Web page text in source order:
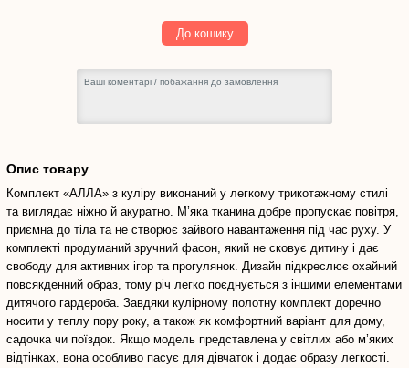
грн
До кошику
Опис товару
Комплект «АЛЛА» з куліру виконаний у легкому трикотажному стилі
та виглядає ніжно й акуратно. М’яка тканина добре пропускає повітря,
приємна до тіла та не створює зайвого навантаження під час руху. У
комплекті продуманий зручний фасон, який не сковує дитину і дає
свободу для активних ігор та прогулянок. Дизайн підкреслює охайний
повсякденний образ, тому річ легко поєднується з іншими елементами
дитячого гардероба. Завдяки кулірному полотну комплект доречно
носити у теплу пору року, а також як комфортний варіант для дому,
садочка чи поїздок. Якщо модель представлена у світлих або м’яких
відтінках, вона особливо пасує для дівчаток і додає образу легкості.